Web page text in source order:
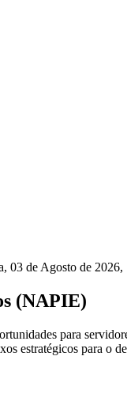
03 de Agosto de 2026,
(NAPIE)
para
estratégicos para o